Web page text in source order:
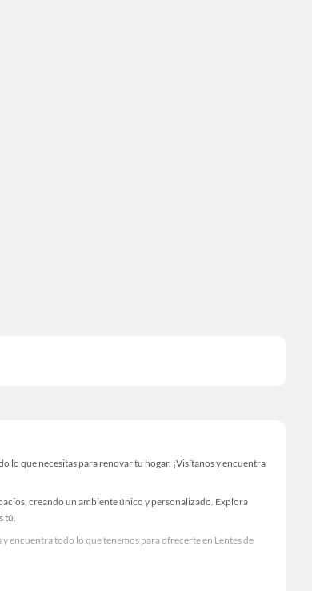
lo que necesitas para renovar tu hogar. ¡Visítanos y encuentra
creando un ambiente único y personalizado. Explora
tú.
encuentra todo lo que tenemos para ofrecerte en Lentes de